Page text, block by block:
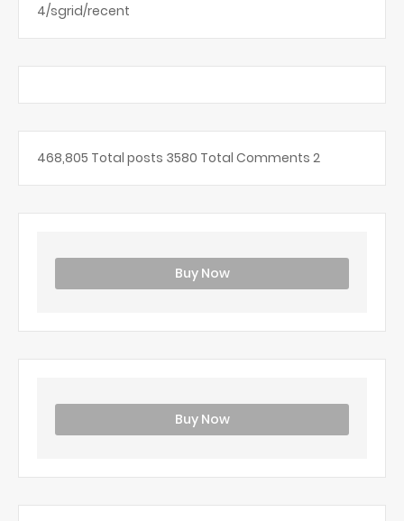
4/sgrid/recent
468,805 Total posts 3580 Total Comments 2
Buy Now
Buy Now